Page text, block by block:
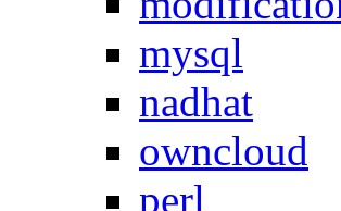
mysql
nadhat
owncloud
perl